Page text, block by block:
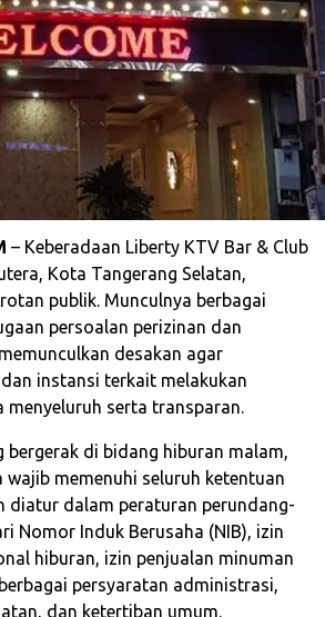
– Keberadaan Liberty KTV Bar & Club
Kota Tangerang Selatan,
publik. Munculnya berbagai
persoalan perizinan dan
desakan agar
instansi terkait melakukan
menyeluruh serta transparan.
bergerak di bidang hiburan malam,
wajib memenuhi seluruh ketentuan
diatur dalam peraturan perundang-
Nomor Induk Berusaha (NIB), izin
hiburan, izin penjualan minuman
persyaratan administrasi,
dan ketertiban umum.